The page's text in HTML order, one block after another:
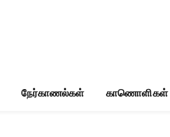
நேர்காணல்கள் காணொளிகள்